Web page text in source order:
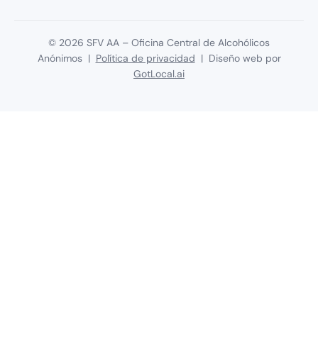
© 2026 SFV AA – Oficina Central de Alcohólicos
Anónimos | Política de privacidad | Diseño web por
GotLocal.ai